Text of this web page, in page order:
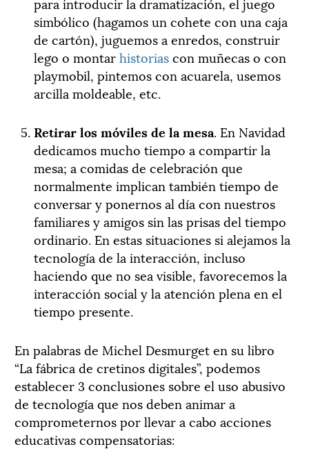
simbólico (hagamos un cohete con una caja
de cartón), juguemos a enredos, construir
lego o montarhistoriascon muñecas o con
playmobil, pintemos con acuarela, usemos
arcilla moldeable, etc.
Retirar los móviles de la mesa. En Navidad
dedicamos mucho tiempo a compartir la
mesa; a comidas de celebración que
normalmente implican también tiempo de
conversar y ponernos al día con nuestros
familiares y amigos sin las prisas del tiempo
ordinario. En estas situaciones si alejamos la
tecnología de la interacción, incluso
haciendo que no sea visible, favorecemos la
interacción social y la atención plena en el
tiempo presente.
En palabras de Michel Desmurget en su libro
“La fábrica de cretinos digitales”, podemos
establecer 3 conclusiones sobre el uso abusivo
de tecnología que nos deben animar a
comprometernos por llevar a cabo acciones
educativas compensatorias: